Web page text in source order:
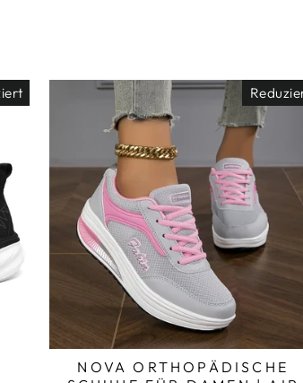
NOVA ORTHOPÄDISCHE